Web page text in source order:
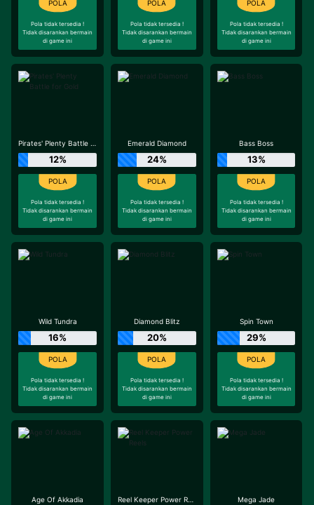
Pola tidak tersedia !
Tidak disarankan bermain
di game ini
Pola tidak tersedia !
Tidak disarankan bermain
di game ini
Pola tidak tersedia !
Tidak disarankan bermain
di game ini
Pirates' Plenty Battle for Gold
12%
Pola tidak tersedia !
Tidak disarankan bermain
di game ini
Emerald Diamond
24%
Pola tidak tersedia !
Tidak disarankan bermain
di game ini
Bass Boss
13%
Pola tidak tersedia !
Tidak disarankan bermain
di game ini
Wild Tundra
16%
Pola tidak tersedia !
Tidak disarankan bermain
di game ini
Diamond Blitz
20%
Pola tidak tersedia !
Tidak disarankan bermain
di game ini
Spin Town
29%
Pola tidak tersedia !
Tidak disarankan bermain
di game ini
Age Of Akkadia Reel Keeper Power Reels Mega Jade